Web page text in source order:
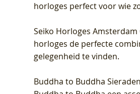
horloges perfect voor wie
Seiko Horloges Amsterdam
horloges de perfecte
gelegenheid te vinden.
Buddha to Buddha